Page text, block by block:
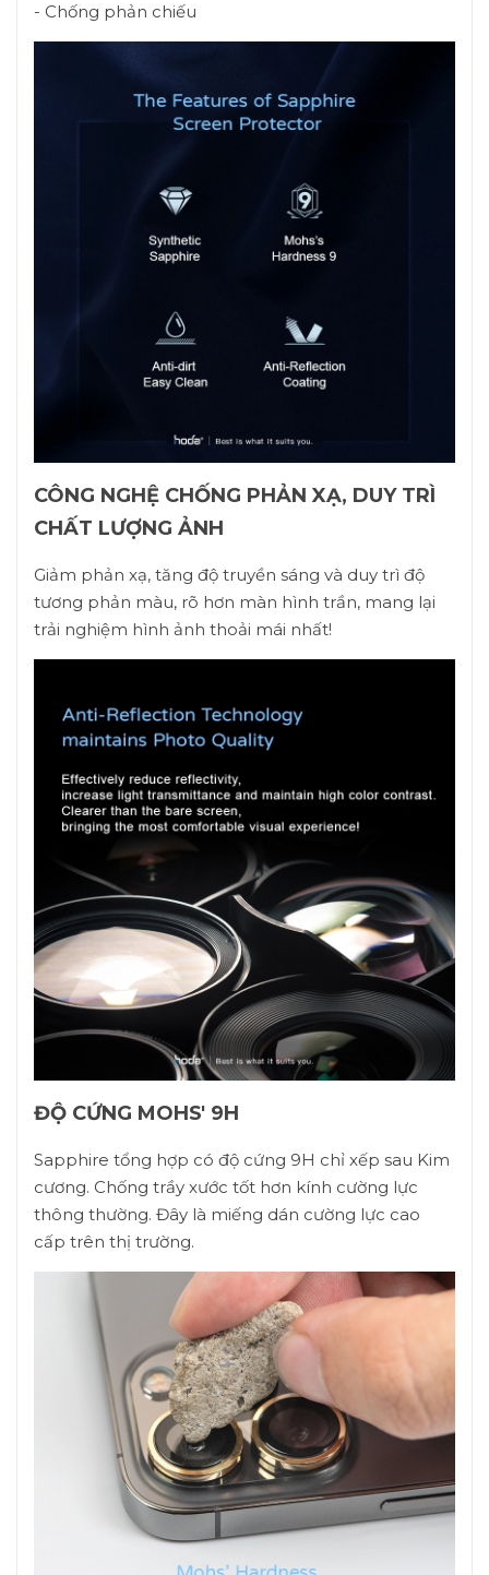
- Chống phản chiếu
CÔNG NGHỆ CHỐNG PHẢN XẠ, DUY TRÌ
CHẤT LƯỢNG ẢNH
Giảm phản xạ, tăng độ truyền sáng và duy trì độ
tương phản màu, rõ hơn màn hình trần, mang lại
trải nghiệm hình ảnh thoải mái nhất!
ĐỘ CỨNG MOHS' 9H
Sapphire tổng hợp có độ cứng 9H chỉ xếp sau Kim
cương. Chống trầy xước tốt hơn kính cường lực
thông thường. Đây là miếng dán cường lực cao
cấp trên thị trường.